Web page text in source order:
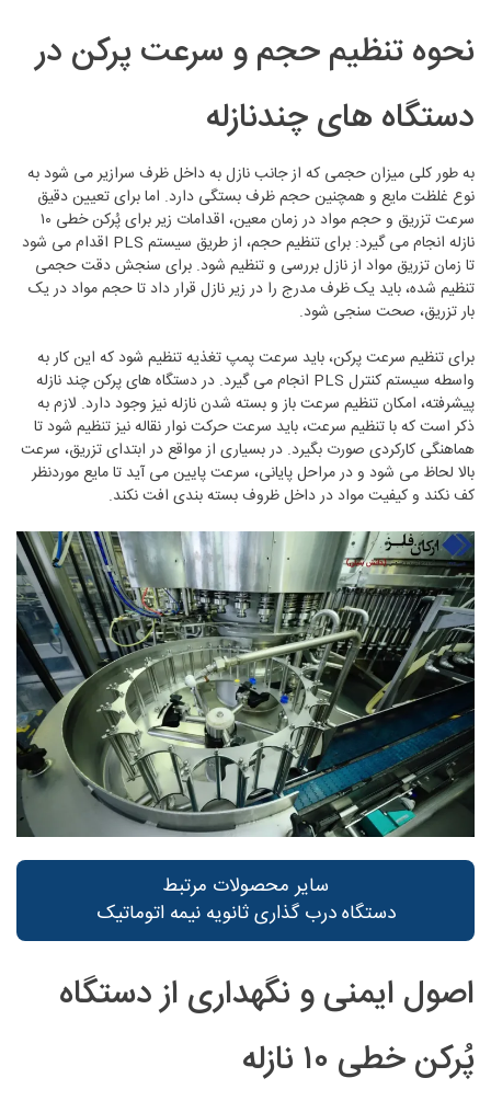
نحوه تنظیم حجم و سرعت پرکن در
دستگاه ‌های چندنازله
به طور کلی میزان حجمی که از جانب نازل به داخل ظرف سرازیر می شود به
نوع غلظت مایع و همچنین حجم ظرف بستگی دارد. اما برای تعیین دقیق
سرعت تزریق و حجم مواد در زمان معین، اقدامات زیر برای پُرکن خطی ۱۰
نازله انجام می گیرد: برای تنظیم حجم، از طریق سیستم PLS اقدام می شود
تا زمان تزریق مواد از نازل بررسی و تنظیم شود. برای سنجش دقت حجمی
تنظیم شده، باید یک ظرف مدرج را در زیر نازل قرار داد تا حجم مواد در یک
بار تزریق، صحت سنجی شود.
برای تنظیم سرعت پرکن، باید سرعت پمپ تغذیه تنظیم شود که این کار به
واسطه سیستم کنترل PLS انجام می گیرد. در دستگاه های پرکن چند نازله
پیشرفته، امکان تنظیم سرعت باز و بسته شدن نازله نیز وجود دارد. لازم به
ذکر است که با تنظیم سرعت، باید سرعت حرکت نوار نقاله نیز تنظیم شود تا
هماهنگی کارکردی صورت بگیرد. در بسیاری از مواقع در ابتدای تزریق، سرعت
بالا لحاظ می شود و در مراحل پایانی، سرعت پایین می آید تا مایع موردنظر
کف نکند و کیفیت مواد در داخل ظروف بسته بندی افت نکند.
سایر محصولات مرتبط
دستگاه درب گذاری ثانویه نیمه اتوماتیک
اصول ایمنی و نگهداری از دستگاه
پُرکن خطی ۱۰ نازله